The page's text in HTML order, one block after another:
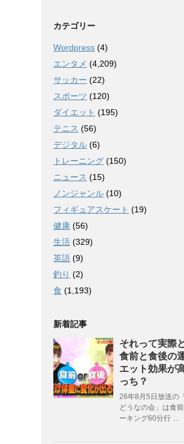
カテゴリー
Wordpress (4)
エンタメ (4,209)
サッカー (22)
スポーツ (120)
ダイエット (195)
テニス (56)
デジタル (6)
トレーニング (150)
ニュース (15)
ノンジャンル (10)
フィギュアスケート (19)
健康 (56)
生活 (329)
英語 (9)
釣り (2)
食 (1,193)
新着記事
それって実際
食前と食後の
エット効果が
っち？
26年8月5日放送の
どうなの会」は食
ーキング60分行 …